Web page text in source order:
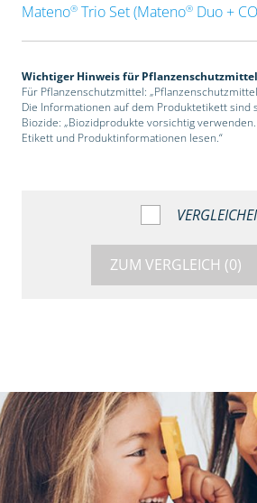
Mateno®Trio Set (Mateno®Duo +
Wichtiger Hinweis für
Für Pflanzenschutzmittel:
Die Informationen auf dem Produktetikett sind
Biozide: „Biozidprodukte vorsichtig
Etikett und Produktinformationen lesen.“
ZUM VERGLEICH (0)